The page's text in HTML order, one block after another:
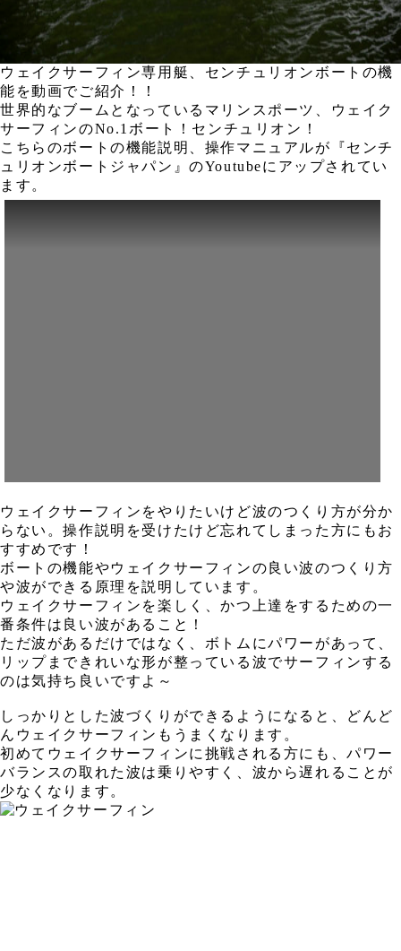
ウェイクサーフィン専用艇、センチュリオンボートの機
能を動画でご紹介！！
世界的なブームとなっているマリンスポーツ、ウェイク
サーフィンのNo.1ボート！センチュリオン！
こちらのボートの機能説明、操作マニュアルが『センチ
ュリオンボートジャパン』のYoutubeにアップされてい
ます。
ウェイクサーフィンをやりたいけど波のつくり方が分か
らない。操作説明を受けたけど忘れてしまった方にもお
すすめです！
ボートの機能やウェイクサーフィンの良い波のつくり方
や波ができる原理を説明しています。
ウェイクサーフィンを楽しく、かつ上達をするための一
番条件は良い波があること！
ただ波があるだけではなく、ボトムにパワーがあって、
リップまできれいな形が整っている波でサーフィンする
のは気持ち良いですよ～
しっかりとした波づくりができるようになると、どんど
んウェイクサーフィンもうまくなります。
初めてウェイクサーフィンに挑戦される方にも、パワー
バランスの取れた波は乗りやすく、波から遅れることが
少なくなります。